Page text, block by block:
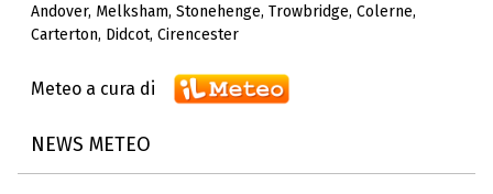
Andover, Melksham, Stonehenge, Trowbridge, Colerne,
Carterton, Didcot, Cirencester
Meteo a cura di
NEWS METEO